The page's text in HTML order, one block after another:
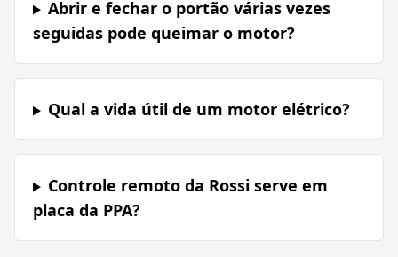
Abrir e fechar o portão várias vezes
seguidas pode queimar o motor?
Qual a vida útil de um motor elétrico?
Controle remoto da Rossi serve em
placa da PPA?